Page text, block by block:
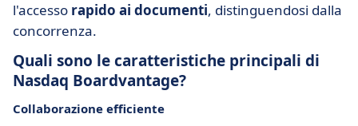
l'accesso rapido ai documenti, distinguendosi dalla
concorrenza.
Quali sono le caratteristiche principali di
Nasdaq Boardvantage?
Collaborazione efficiente